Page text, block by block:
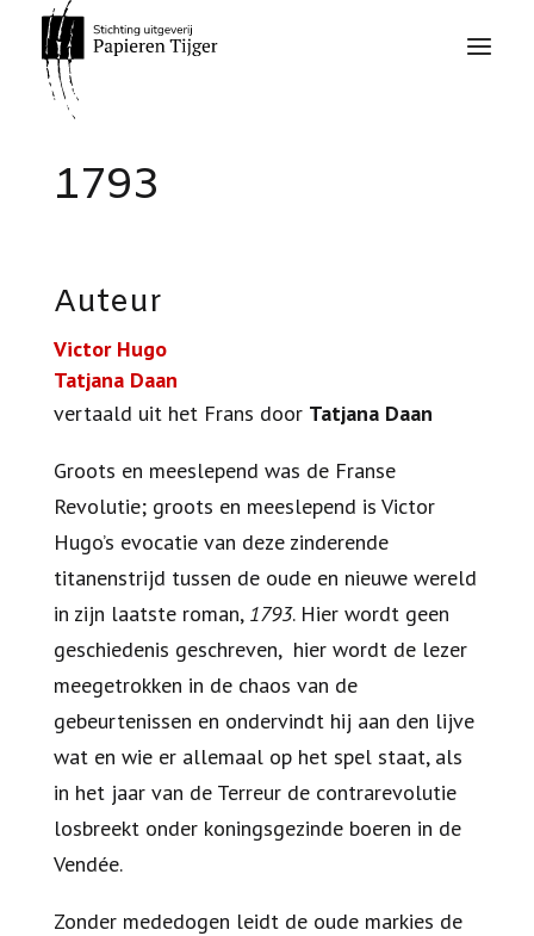
1793
Auteur
Victor Hugo
Tatjana Daan
vertaald uit het Frans door Tatjana Daan
Groots en meeslepend was de Franse
Revolutie; groots en meeslepend is Victor
Hugo’s evocatie van deze zinderende
titanenstrijd tussen de oude en nieuwe wereld
in zijn laatste roman, 1793. Hier wordt geen
geschiedenis geschreven, hier wordt de lezer
meegetrokken in de chaos van de
gebeurtenissen en ondervindt hij aan den lijve
wat en wie er allemaal op het spel staat, als
in het jaar van de Terreur de contrarevolutie
losbreekt onder koningsgezinde boeren in de
Vendée.
Zonder mededogen leidt de oude markies de